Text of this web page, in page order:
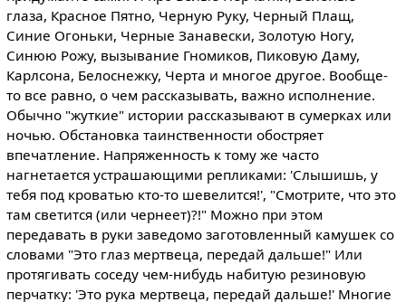
глаза, Красное Пятно, Черную Руку, Черный Плащ,
Синие Огоньки, Черные Занавески, Золотую Ногу,
Синюю Рожу, вызывание Гномиков, Пиковую Даму,
Карлсона, Белоснежку, Черта и многое другое. Вообще-
то все равно, о чем рассказывать, важно исполнение.
Обычно "жуткие" истории рассказывают в сумерках или
ночью. Обстановка таинственности обостряет
впечатление. Напряженность к тому же часто
нагнетается устрашающими репликами: 'Слышишь, у
тебя под кроватью кто-то шевелится!', "Смотрите, что это
там светится (или чернеет)?!" Можно при этом
передавать в руки заведомо заготовленный камушек со
словами "Это глаз мертвеца, передай дальше!" Или
протягивать соседу чем-нибудь набитую резиновую
перчатку: 'Это рука мертвеца, передай дальше!' Многие